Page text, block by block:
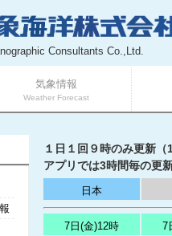
Consultants Co.,Ltd.
気象情報
Weather Forecast
１日１回９時のみ更新
アプリでは3時間毎の更
日本
7日(金)12時
7